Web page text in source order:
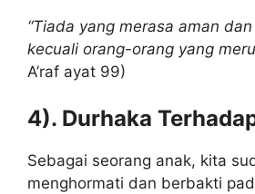
“Tiada yang merasa aman
kecuali orang-orang yang
A’raf ayat 99)
4). Durhaka
Sebagai seorang anak, kita
menghormati dan berbakti